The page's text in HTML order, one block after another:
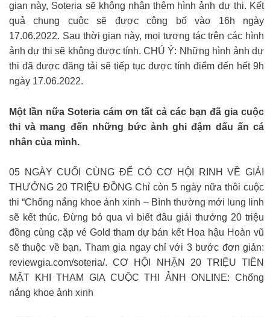
gian này, Soteria sẽ không nhận thêm hình ảnh dự thi. Kết
quả chung cuộc sẽ được công bố vào 16h ngày
17.06.2022. Sau thời gian này, mọi tương tác trên các hình
ảnh dự thi sẽ không được tính. CHÚ Ý: Những hình ảnh dự
thi đã được đăng tải sẽ tiếp tục được tính điểm đến hết 9h
ngày 17.06.2022.
Một lần nữa Soteria cám ơn tất cả các bạn đã gia cuộc
thi và mang đến những bức ảnh ghi đậm dấu ấn cá
nhân của mình.
05 NGÀY CUỐI CÙNG ĐỂ CÓ CƠ HỘI RINH VỀ GIẢI
THƯỞNG 20 TRIỆU ĐỒNG Chỉ còn 5 ngày nữa thôi cuộc
thi “Chống nắng khoe ảnh xinh – Bình thường mới lung linh
sẽ kết thúc. Đừng bỏ qua vì biết đâu giải thưởng 20 triệu
đồng cùng cặp vé Gold tham dự bán kết Hoa hậu Hoàn vũ
sẽ thuộc về bạn. Tham gia ngay chỉ với 3 bước đơn giản:
reviewgia.com/soteria/. CƠ HỘI NHẬN 20 TRIỆU TIỀN
MẶT KHI THAM GIA CUỘC THI ẢNH ONLINE: Chống
nắng khoe ảnh xinh